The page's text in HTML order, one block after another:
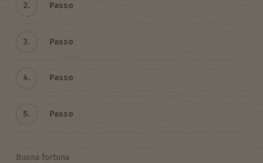
2. Passo
3. Passo
4. Passo
5. Passo
Buona fortuna